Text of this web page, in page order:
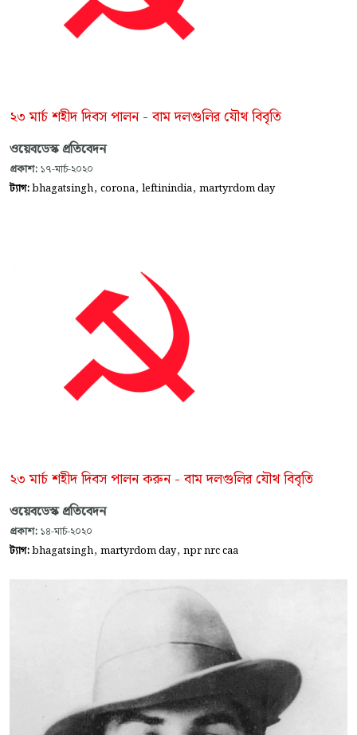
২৩ মার্চ শহীদ দিবস পালন - বাম দলগুলির যৌথ বিবৃতি
ওয়েবডেস্ক প্রতিবেদন
প্রকাশ: ১৭-মার্চ-২০২০
ট্যাগ:bhagatsingh, corona, leftinindia, martyrdom day
২৩ মার্চ শহীদ দিবস পালন করুন - বাম দলগুলির যৌথ বিবৃতি
ওয়েবডেস্ক প্রতিবেদন
প্রকাশ: ১৪-মার্চ-২০২০
ট্যাগ:bhagatsingh, martyrdom day, npr nrc caa